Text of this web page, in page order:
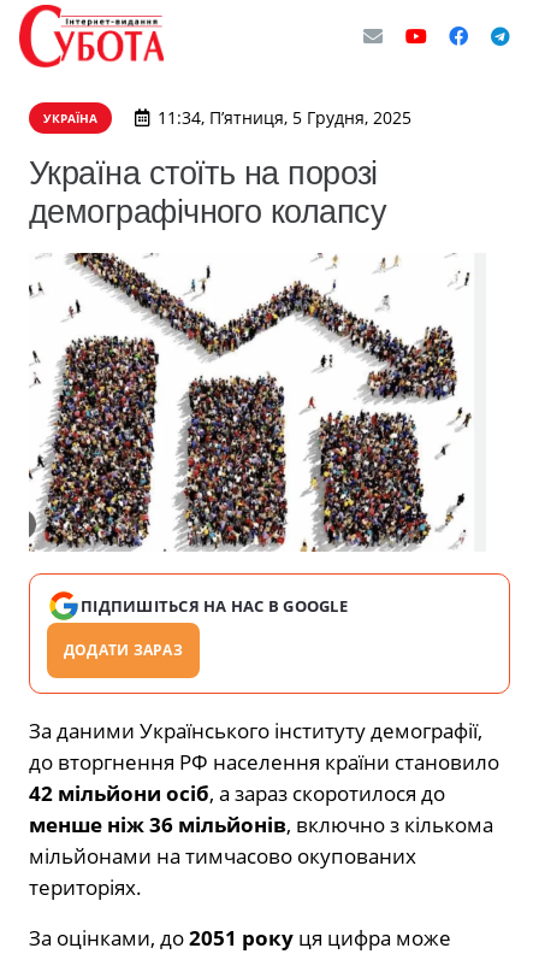
УКРАЇНА 11:34, П’ятниця, 5 Грудня, 2025
Україна стоїть на порозі
демографічного колапсу
ПІДПИШІТЬСЯ НА НАС В GOOGLE
ДОДАТИ ЗАРАЗ
За даними Українського інституту демографії,
до вторгнення РФ населення країни становило
42 мільйони осіб, а зараз скоротилося до
менше ніж 36 мільйонів, включно з кількома
мільйонами на тимчасово окупованих
територіях.
За оцінками, до2051 року ця цифра може